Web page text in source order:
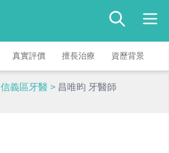
真實評價 擅長治療 資歷背景
信義區牙醫 > 昌唯昀 牙醫師